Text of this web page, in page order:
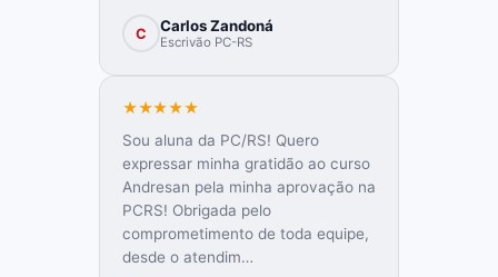
C Carlos Zandoná
Escrivão PC-RS
★★★★★
Sou aluna da PC/RS! Quero
expressar minha gratidão ao curso
Andresan pela minha aprovação na
PCRS! Obrigada pelo
comprometimento de toda equipe,
desde o atendim…